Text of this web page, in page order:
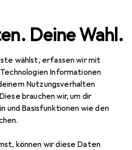
Deine Wahl.
wählst, erfassen wir mit
Informationen
Nutzungsverhalten
brauchen wir, um dir
und Basisfunktionen wie den
können wir diese Daten
IT + Multimedia Peripherie